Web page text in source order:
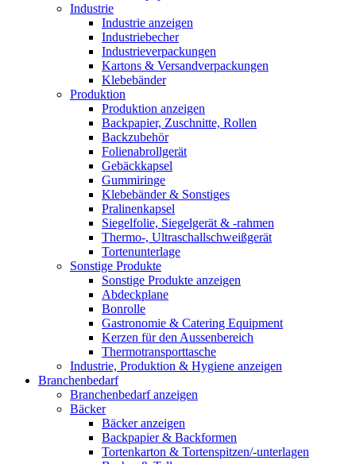
Industrie
Industrie anzeigen
Industriebecher
Industrieverpackungen
Kartons & Versandverpackungen
Klebebänder
Produktion
Produktion anzeigen
Backpapier, Zuschnitte, Rollen
Backzubehör
Folienabrollgerät
Gebäckkapsel
Gummiringe
Klebebänder & Sonstiges
Pralinenkapsel
Siegelfolie, Siegelgerät & -rahmen
Thermo-, Ultraschallschweißgerät
Tortenunterlage
Sonstige Produkte
Sonstige Produkte anzeigen
Abdeckplane
Bonrolle
Gastronomie & Catering Equipment
Kerzen für den Aussenbereich
Thermotransporttasche
Industrie, Produktion & Hygiene anzeigen
Branchenbedarf
Branchenbedarf anzeigen
Bäcker
Bäcker anzeigen
Backpapier & Backformen
Tortenkarton & Tortenspitzen/-unterlagen